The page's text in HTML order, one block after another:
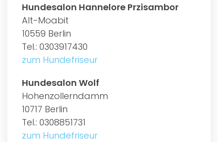
Hundesalon Hannelore Przisambor
Alt-Moabit
10559 Berlin
Tel.: 0303917430
zum Hundefriseur
Hundesalon Wolf
Hohenzollerndamm
10717 Berlin
Tel.: 0308851731
zum Hundefriseur